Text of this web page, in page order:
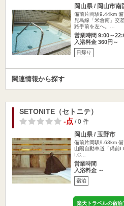
岡山県 / 岡山市南
備前片岡駅9.44km
児島線「米倉南」交
路手前を左へ。…
営業時間 9:00～
入浴料金 360円～
日帰り
関連情報から探す
SETONITE（セトニテ）
-点/ 0 件
岡山県 / 玉野市
備前片岡駅9.63km
山陽自動車道「備前
I.C…
営業時間
入浴料金 ～
宿泊
楽天トラベルの宿泊